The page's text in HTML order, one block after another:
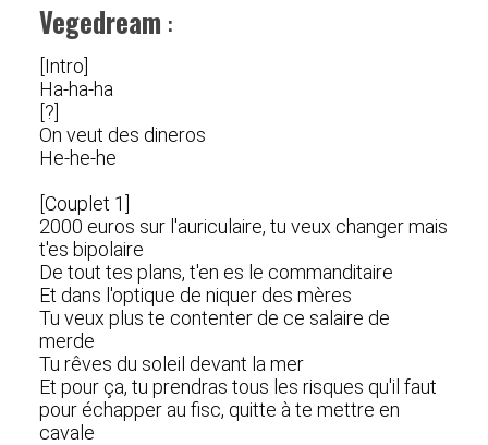
Vegedream :
[Intro]
Ha-ha-ha
[?]
On veut des dineros
He-he-he
[Couplet 1]
2000 euros sur l'auriculaire, tu veux changer mais
t'es bipolaire
De tout tes plans, t'en es le commanditaire
Et dans l'optique de niquer des mères
Tu veux plus te contenter de ce salaire de
merde
Tu rêves du soleil devant la mer
Et pour ça, tu prendras tous les risques qu'il faut
pour échapper au fisc, quitte à te mettre en
cavale